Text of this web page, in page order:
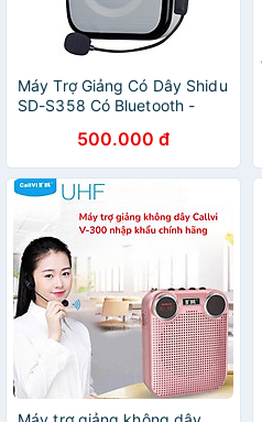
Máy Trợ Giảng Có Dây Shidu
SD-S358 Có Bluetooth -
Bluetooth500.000 đ